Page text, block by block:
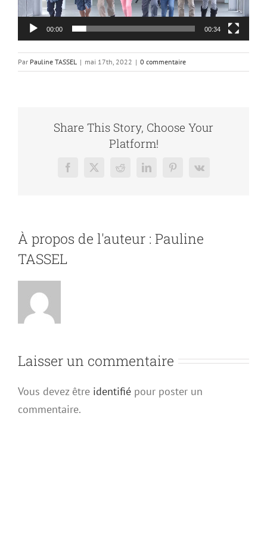
00:00 00:34
Par Pauline TASSEL | mai 17th, 2022 | 0 commentaire
Share This Story, Choose Your
Platform!
Facebook
X RedditLinkedInPinterest
Vk
À propos de l'auteur : Pauline
TASSEL
Laisser un commentaire
Vous devez être identifié pour poster un
commentaire.